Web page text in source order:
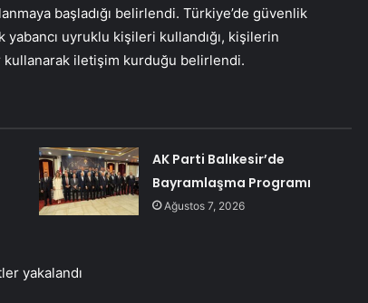
başladığı belirlendi. Türkiye’de güvenlik
uyruklu kişileri kullandığı, kişilerin
kullanarak iletişim kurduğu belirlendi.
AK Parti Balıkesir’de
Bayramlaşma Programı
Ağustos 7, 2026
yakalandı